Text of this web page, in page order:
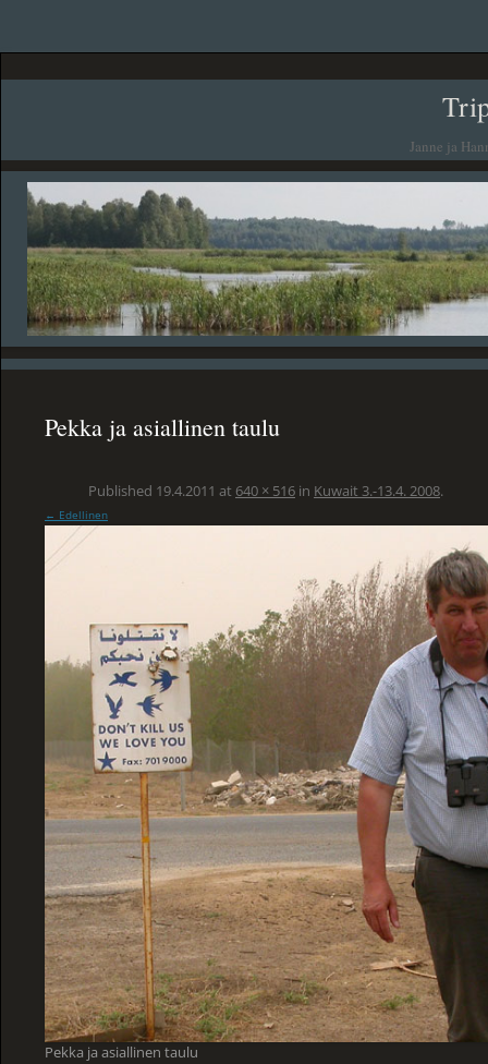
Janne ja
Pekka ja asiallinen taulu
Published 19.4.2011 at 640 × 516 in Kuwait 3.-13.4. 2008.
← Edellinen
Pekka ja asiallinen taulu